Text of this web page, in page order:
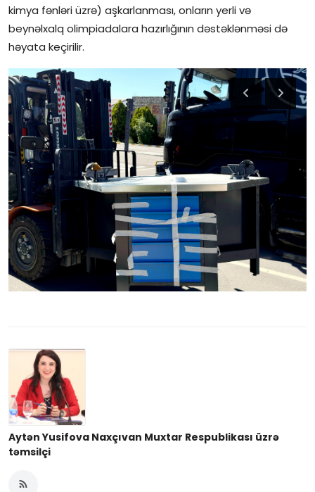
kimya fənləri üzrə) aşkarlanması, onların yerli və
beynəlxalq olimpiadalara hazırlığının dəstəklənməsi də
həyata keçirilir.
Aytən Yusifova Naxçıvan Muxtar Respublikası üzrə
təmsilçi